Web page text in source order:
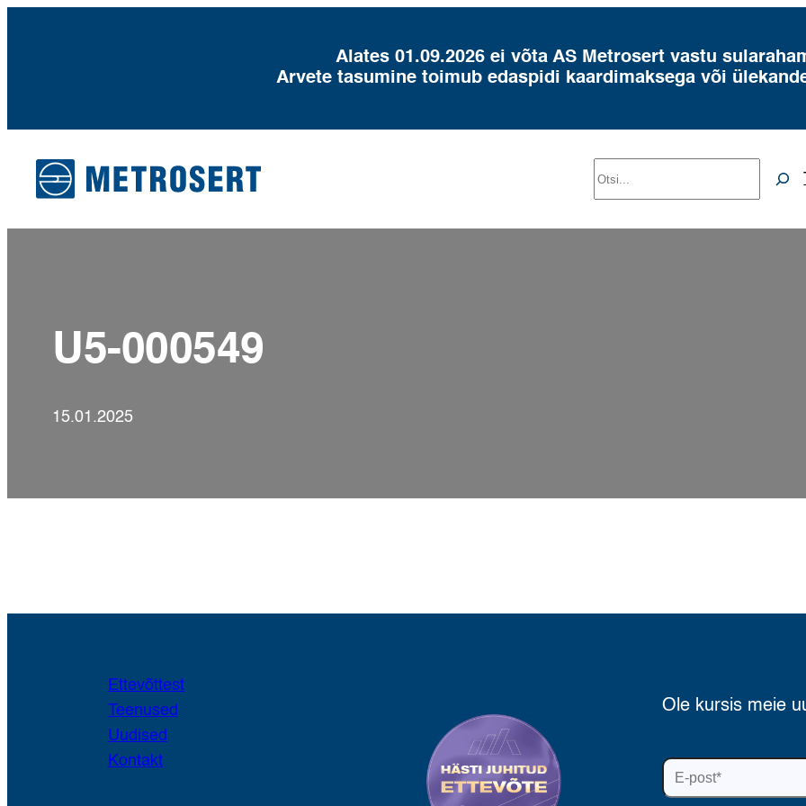
Alates 01.09.2026 ei võta AS Metrosert vastu
Arvete tasumine toimub edaspidi kaardimaksega või
juurde
U5-000549
15.01.2025
Ettevõttest
Teenused
Uudised
Kontakt
Ole kursis meie